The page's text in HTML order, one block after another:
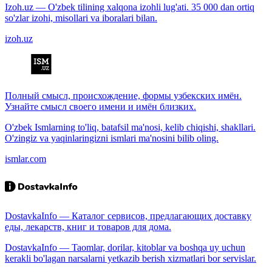
Izoh.uz — O'zbek tilining xalqona izohli lug'ati. 35 000 dan ortiq
so'zlar izohi, misollari va iboralari bilan.
izoh.uz
Полный смысл, происхождение, формы узбекских имён.
Узнайте смысл своего имени и имён близких.
O'zbek Ismlarning to'liq, batafsil ma'nosi, kelib chiqishi, shakllari.
O'zingiz va yaqinlaringizni ismlari ma'nosini bilib oling.
ismlar.com
DostavkaInfo — Каталог сервисов, предлагающих доставку
еды, лекарств, книг и товаров для дома.
DostavkaInfo — Taomlar, dorilar, kitoblar va boshqa uy uchun
kerakli bo'lagan narsalarni yetkazib berish xizmatlari bor servislar.